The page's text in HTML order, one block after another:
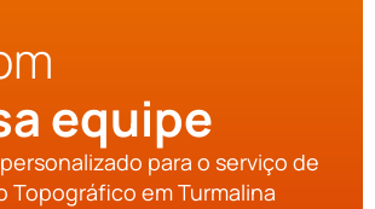
equipe
para o serviço de
Topográfico em Turmalina